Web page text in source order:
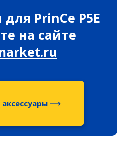
PrinCe P5E
на сайте
аксессуары ⟶